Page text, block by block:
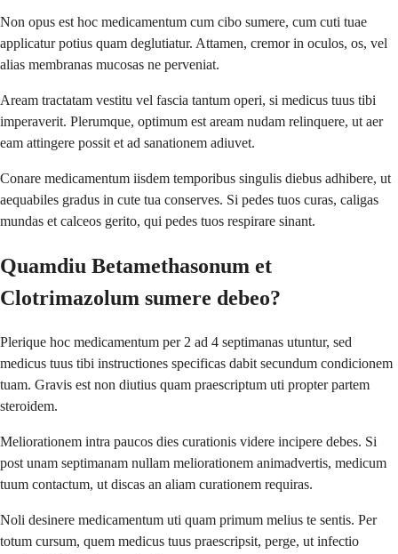
Non opus est hoc medicamentum cum cibo sumere, cum cuti tuae
applicatur potius quam deglutiatur. Attamen, cremor in oculos, os, vel
alias membranas mucosas ne perveniat.
Aream tractatam vestitu vel fascia tantum operi, si medicus tuus tibi
imperaverit. Plerumque, optimum est aream nudam relinquere, ut aer
eam attingere possit et ad sanationem adiuvet.
Conare medicamentum iisdem temporibus singulis diebus adhibere, ut
aequabiles gradus in cute tua conserves. Si pedes tuos curas, caligas
mundas et calceos gerito, qui pedes tuos respirare sinant.
Quamdiu Betamethasonum et
Clotrimazolum sumere debeo?
Plerique hoc medicamentum per 2 ad 4 septimanas utuntur, sed
medicus tuus tibi instructiones specificas dabit secundum condicionem
tuam. Gravis est non diutius quam praescriptum uti propter partem
steroidem.
Meliorationem intra paucos dies curationis videre incipere debes. Si
post unam septimanam nullam meliorationem animadvertis, medicum
tuum contactum, ut discas an aliam curationem requiras.
Noli desinere medicamentum uti quam primum melius te sentis. Per
totum cursum, quem medicus tuus praescripsit, perge, ut infectio